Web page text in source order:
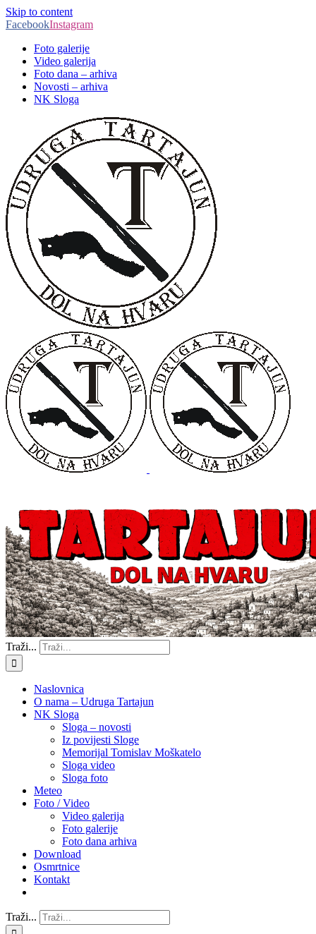
Skip to content
FacebookInstagram
Foto galerije
Video galerija
Foto dana – arhiva
Novosti – arhiva
NK Sloga
Traži...
Naslovnica
O nama – Udruga Tartajun
NK Sloga
Sloga – novosti
Iz povijesti Sloge
Memorijal Tomislav Moškatelo
Sloga video
Sloga foto
Meteo
Foto / Video
Video galerija
Foto galerije
Foto dana arhiva
Download
Osmrtnice
Kontakt
Traži...